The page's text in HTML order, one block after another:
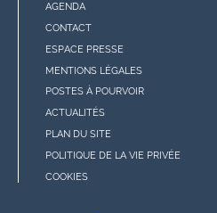
Menu
"rubriques"
en
bas
de
page
AGENDA
CONTACT
ESPACE PRESSE
MENTIONS LÉGALES
POSTES À POURVOIR
ACTUALITÉS
PLAN DU SITE
POLITIQUE DE LA VIE PRIVÉE
COOKIES